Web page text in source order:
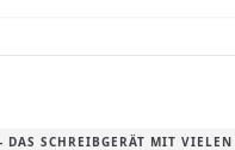
- DAS SCHREIBGERÄT MIT